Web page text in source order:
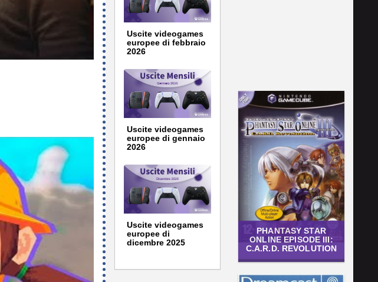
Uscite videogames
europee di febbraio
2026
Uscite videogames
europee di gennaio
2026
Uscite videogames
europee di
dicembre 2025
PHANTASY STAR
ONLINE EPISODE III:
C.A.R.D. REVOLUTION